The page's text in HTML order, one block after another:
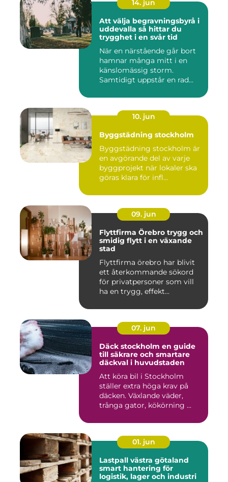
14. jun
Att välja begravningsbyrå i
uddevalla så hittar du
trygghet i en svår tid
När en närstående går bort
hamnar många mitt i en
känslomässig storm.
Samtidigt uppstår en rad
10. jun
Byggstädning stockholm
Byggstädning stockholm är
en avgörande del av varje
byggprojekt när lokaler ska
göras klara för infl...
09. jun
Flyttfirma Örebro trygg och
smidig flytt i en växande
stad
Flyttfirma örebro har blivit
ett återkommande sökord
för privatpersoner som vill
ha en trygg, effekt...
07. jun
Däck stockholm en guide
till säkrare och smartare
däckval i huvudstaden
Att köra bil i Stockholm
ställer extra höga krav på
däcken. Växlande väder,
trånga gator, kökörning ...
01. jun
Lastpall västra götaland
smart hantering för
logistik, lager och industri